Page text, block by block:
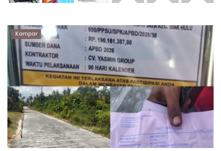
Artikel
Ekonomi
Olahraga
Hukum
Nasional
Otomotif
Kampar